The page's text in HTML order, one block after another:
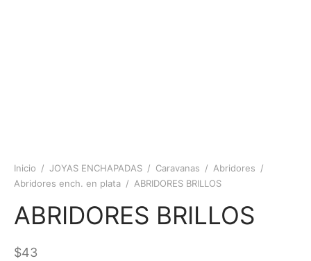
Inicio / JOYAS ENCHAPADAS / Caravanas / Abridores /
Abridores ench. en plata / ABRIDORES BRILLOS
ABRIDORES BRILLOS
$43